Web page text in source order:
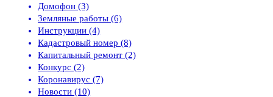
Домофон (3)
Земляные работы (6)
Инструкции (4)
Кадастровый номер (8)
Капитальный ремонт (2)
Конкурс (2)
Коронавирус (7)
Новости (10)